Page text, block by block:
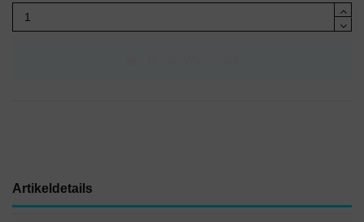
Artikeldetails